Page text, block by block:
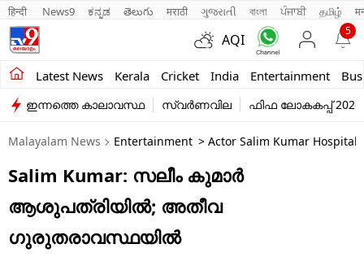
हिन्दी News9 ಕನ್ನಡ తెలుగు मराठी ગુજરાતી বাংলা ਪੰਜਾਬੀ தமிழ்
AQI
5
Latest News Kerala Cricket India Entertainment
Kerala
India
Entertainment
Business
Education
ഇന്നത്തെ കാലാവസ്ഥ സ്വർണവില ഫിഫ ലോകകപ്പ് 2026
Malayalam News Entertainment > Actor Salim Kumar
Salim Kumar: സലീം കുമാര്‍
ആശുപത്രിയില്‍; അതീവ
ഗുരുതരാവസ്ഥയില്‍